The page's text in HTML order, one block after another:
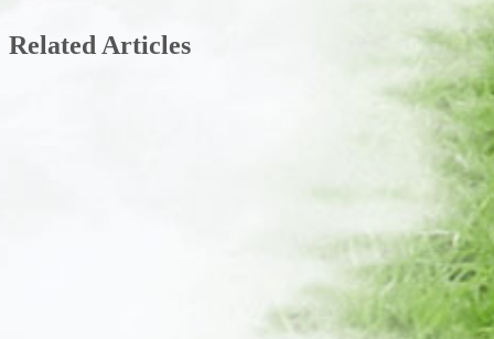
Related Articles